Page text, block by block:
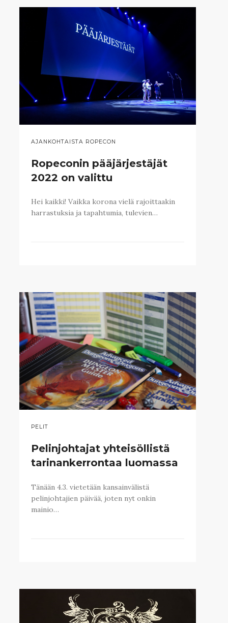
AJANKOHTAISTA ROPECON
Ropeconin pääjärjestäjät
2022 on valittu
Hei kaikki! Vaikka korona vielä rajoittaakin
harrastuksia ja tapahtumia, tulevien…
PELIT
Pelinjohtajat yhteisöllistä
tarinankerrontaa luomassa
Tänään 4.3. vietetään kansainvälistä
pelinjohtajien päivää, joten nyt onkin
mainio…